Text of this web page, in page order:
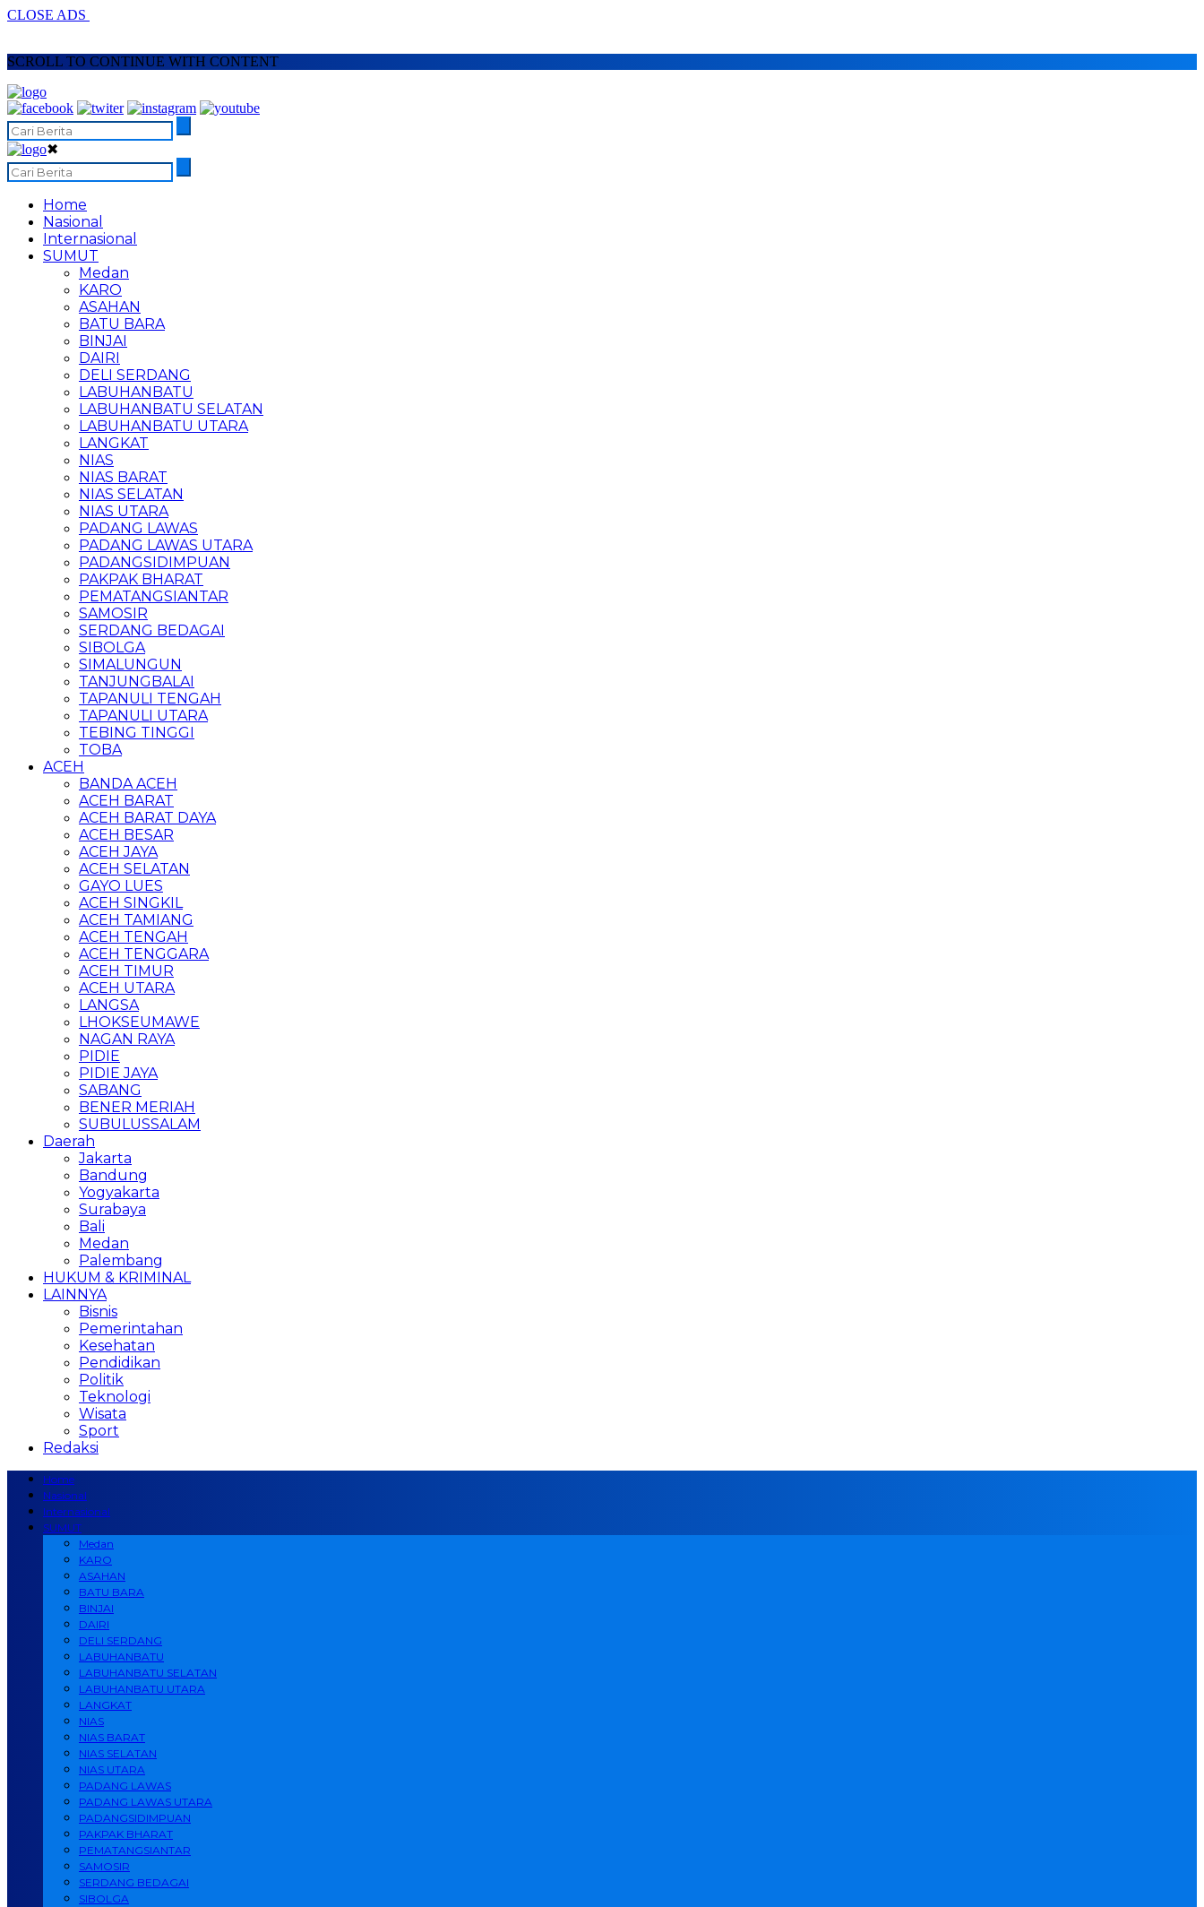
CLOSE ADS
SCROLL TO CONTINUE WITH CONTENT
✖
Home
Nasional
Internasional
SUMUT
Medan
KARO
ASAHAN
BATU BARA
BINJAI
DAIRI
DELI SERDANG
LABUHANBATU
LABUHANBATU SELATAN
LABUHANBATU UTARA
LANGKAT
NIAS
NIAS BARAT
NIAS SELATAN
NIAS UTARA
PADANG LAWAS
PADANG LAWAS UTARA
PADANGSIDIMPUAN
PAKPAK BHARAT
PEMATANGSIANTAR
SAMOSIR
SERDANG BEDAGAI
SIBOLGA
SIMALUNGUN
TANJUNGBALAI
TAPANULI TENGAH
TAPANULI UTARA
TEBING TINGGI
TOBA
ACEH
BANDA ACEH
ACEH BARAT
ACEH BARAT DAYA
ACEH BESAR
ACEH JAYA
ACEH SELATAN
GAYO LUES
ACEH SINGKIL
ACEH TAMIANG
ACEH TENGAH
ACEH TENGGARA
ACEH TIMUR
ACEH UTARA
LANGSA
LHOKSEUMAWE
NAGAN RAYA
PIDIE
PIDIE JAYA
SABANG
BENER MERIAH
SUBULUSSALAM
Daerah
Jakarta
Bandung
Yogyakarta
Surabaya
Bali
Medan
Palembang
HUKUM & KRIMINAL
LAINNYA
Bisnis
Pemerintahan
Kesehatan
Pendidikan
Politik
Teknologi
Wisata
Sport
Redaksi
Home
Nasional
Internasional
SUMUT
Medan
KARO
ASAHAN
BATU BARA
BINJAI
DAIRI
DELI SERDANG
LABUHANBATU
LABUHANBATU SELATAN
LABUHANBATU UTARA
LANGKAT
NIAS
NIAS BARAT
NIAS SELATAN
NIAS UTARA
PADANG LAWAS
PADANG LAWAS UTARA
PADANGSIDIMPUAN
PAKPAK BHARAT
PEMATANGSIANTAR
SAMOSIR
SERDANG BEDAGAI
SIBOLGA